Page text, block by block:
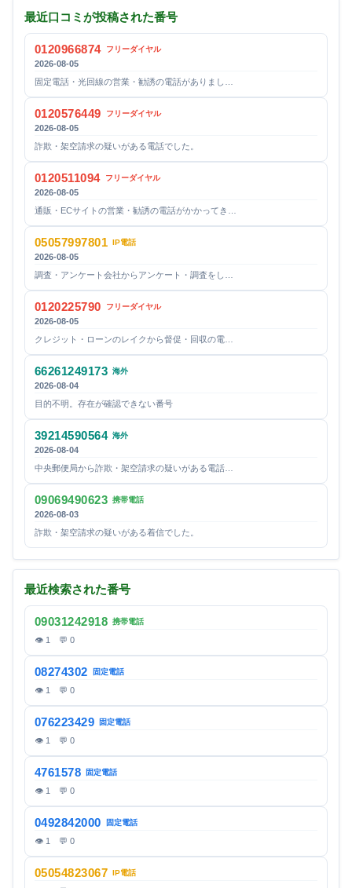
最近口コミが投稿された番号
0120966874 フリーダイヤル
2026-08-05
固定電話・光回線の営業・勧誘の電話がありまし…
0120576449 フリーダイヤル
2026-08-05
詐欺・架空請求の疑いがある電話でした。
0120511094 フリーダイヤル
2026-08-05
通販・ECサイトの営業・勧誘の電話がかかってき…
05057997801 IP電話
2026-08-05
調査・アンケート会社からアンケート・調査をし…
0120225790 フリーダイヤル
2026-08-05
クレジット・ローンのレイクから督促・回収の電…
66261249173 海外
2026-08-04
目的不明。存在が確認できない番号
39214590564 海外
2026-08-04
中央郵便局から詐欺・架空請求の疑いがある電話…
09069490623 携帯電話
2026-08-03
詐欺・架空請求の疑いがある着信でした。
最近検索された番号
09031242918 携帯電話
👁 1 💬 0
08274302 固定電話
👁 1 💬 0
076223429 固定電話
👁 1 💬 0
4761578 固定電話
👁 1 💬 0
0492842000 固定電話
👁 1 💬 0
05054823067 IP電話